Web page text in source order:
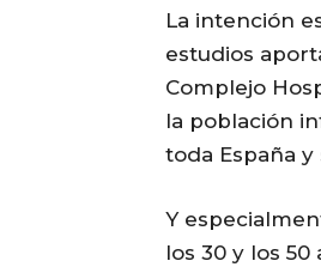
La intención
estudios
Complejo
la población
toda España
Y
los 30 y los